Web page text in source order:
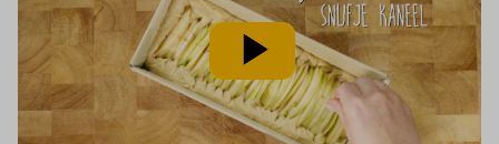
video
af